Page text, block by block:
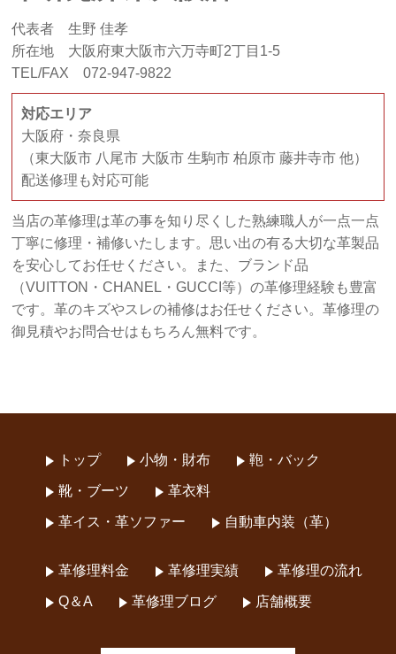
代表者 生野 佳孝
所在地 大阪府東大阪市六万寺町2丁目1-5
TEL/FAX 072-947-9822
対応エリア
大阪府・奈良県
（東大阪市 八尾市 大阪市 生駒市 柏原市 藤井寺市 他）
配送修理も対応可能
当店の革修理は革の事を知り尽くした熟練職人が一点一点
丁寧に修理・補修いたします。思い出の有る大切な革製品
を安心してお任せください。また、ブランド品
（VUITTON・CHANEL・GUCCI等）の革修理経験も豊富
です。革のキズやスレの補修はお任せください。革修理の
御見積やお問合せはもちろん無料です。
トップ 小物・財布 鞄・バック
靴・ブーツ 革衣料
革イス・革ソファー 自動車内装（革）
革修理料金 革修理実績 革修理の流れ
Q＆A 革修理ブログ 店舗概要